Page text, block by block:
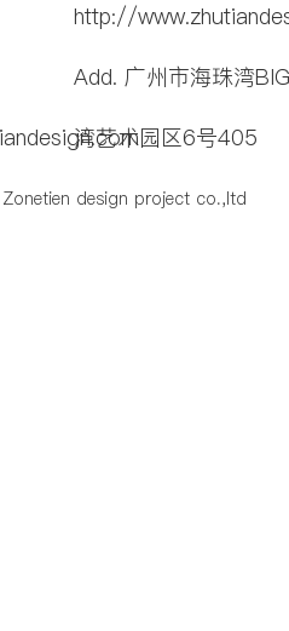
http://
Add. 广州市海珠湾
湾艺术园区6号405
design project co.,ltd